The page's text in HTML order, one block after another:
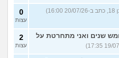
0
עצות
חמש שנים ואני מתחרטת על
2
עצות